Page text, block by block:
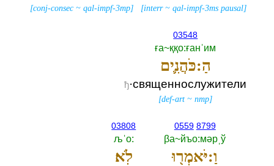
[interr~qal-impf-3ms pausal]
[conj-consec ~qal-impf-3mp]
03548
ға~ққо:ғанˈим
הַ:כֹּהֲנִ֛ים
ђ·священнослужители
[def-art ~nmp]
0559 8799
βа~йъо:мәрˌў
וַ:יֹּאמְר֖וּ
03808
љˈо:‎
לֹֽא׃